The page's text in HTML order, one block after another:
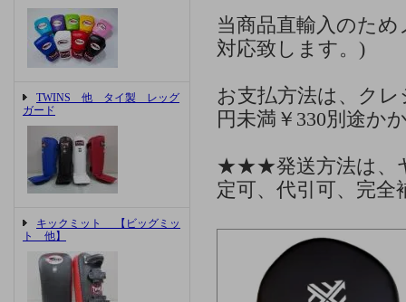
TWINS 他 タイ製 レッグ
ガード
キックミット 【ビッグミッ
ト 他】
当商品直輸入のた
対応致します。)
お支払方法は、ク
円未満￥330別途か
★★★発送方法は、
定可、代引可、完全